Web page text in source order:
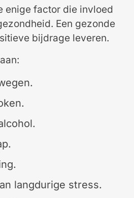
enige factor die invloed
Een gezonde
bijdrage leveren.
langdurige stress.